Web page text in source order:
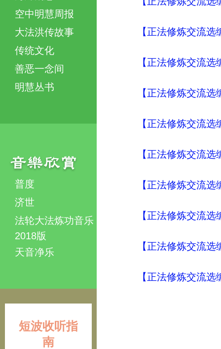
空中明慧周报
大法洪传故事
传统文化
善恶一念间
明慧丛书
普度
济世
法轮大法炼功音乐
2018版
天音净乐
短波收听指
南
【正法修炼交流
【正法修炼交流
【正法修炼交流
【正法修炼交流
【正法修炼交流
【正法修炼交流
【正法修炼交流
【正法修炼交流
【正法修炼交流